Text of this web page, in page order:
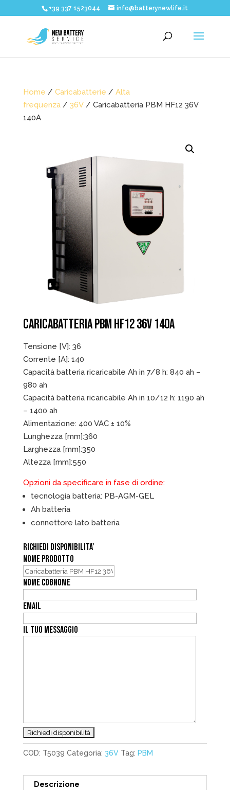
+39 337 1523044 info@batterynewlife.it
Home / Caricabatterie / Alta
frequenza/ 36V/ Caricabatteria PBM HF12 36V
140A
CARICABATTERIA PBM HF12 36V 140A
Tensione [V]: 36
Corrente [A]: 140
Capacità batteria ricaricabile Ah in 7/8 h: 840 ah –
980 ah
Capacità batteria ricaricabile Ah in 10/12 h: 1190 ah
– 1400 ah
Alimentazione: 400 VAC ± 10%
Lunghezza [mm]:360
Larghezza [mm]:350
Altezza [mm]:550
Opzioni da specificare in fase di ordine:
tecnologia batteria: PB-AGM-GEL
Ah batteria
connettore lato batteria
RICHIEDI DISPONIBILITA'
NOME PRODOTTO
NOME COGNOME
EMAIL
IL TUO MESSAGGIO
COD: T5039 Categoria: 36V Tag: PBM
Descrizione